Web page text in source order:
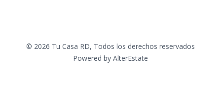
© 2026 Tu Casa RD, Todos los derechos reservados
Powered by AlterEstate